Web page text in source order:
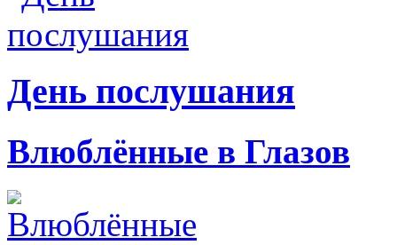
День послушания
Влюблённые в Глазов